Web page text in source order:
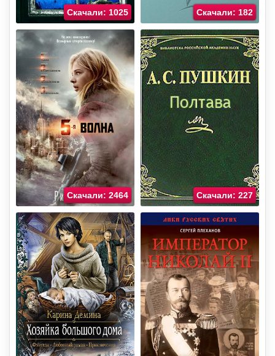
Скачали: 1025 Скачали: 182
Скачали: 2464 Скачали: 227